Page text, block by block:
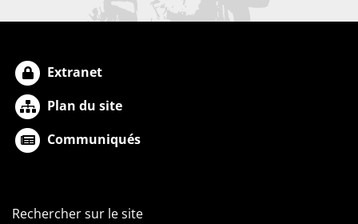
Extranet
Plan du site
Communiqués
Rechercher sur le site